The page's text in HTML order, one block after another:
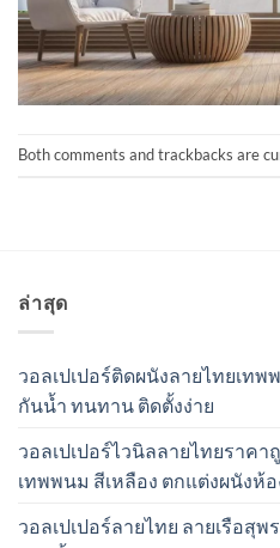
Both comments and trackbacks are
ล่าสุด
วอลเปเปอร์ติดผนังลายไทยเท
กันน้ำ ทนทาน ติดตั้งง่าย
วอลเปเปอร์ไวนิลลายไทยราคา
เทพพนม สีเหลือง ตกแต่งผนังห้อ
วอลเปเปอร์ลายไทย ลายเรือสุ